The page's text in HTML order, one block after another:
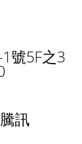
號5F之3
訊